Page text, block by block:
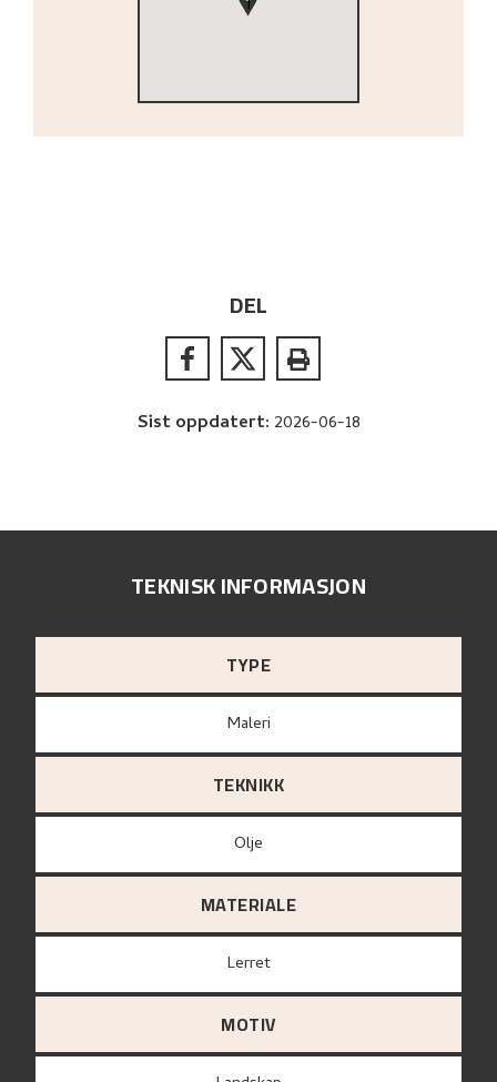
DEL
Sist oppdatert: 2026-06-18
TEKNISK INFORMASJON
TYPE
Maleri
TEKNIKK
Olje
MATERIALE
lerret
MOTIV